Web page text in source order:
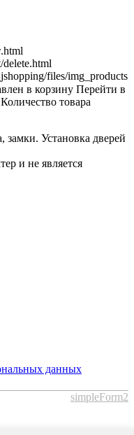
delete.html
files/img_products
в корзину Перейти в
Количество товара
Установка дверей
и не является
данных
simpleForm2